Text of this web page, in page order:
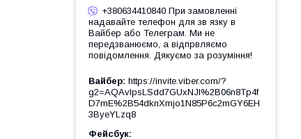
+380634410840 При замовленні
надавайте телефон для зв язку в
Вайбер або Телеграм. Ми не
передзванюємо, а відпрвляємо
повідомлення. Дякуємо за розуміння!
Вайбер https://invite.viber.com/?
g2=AQAvlpsLSdd7GUxNJl%2B06n8Tp4f
D7mE%2B54dknXmjo1N85P6c2mGY6EH
3ByeYLzq8
Фейсбук